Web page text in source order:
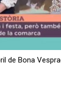
de Bona